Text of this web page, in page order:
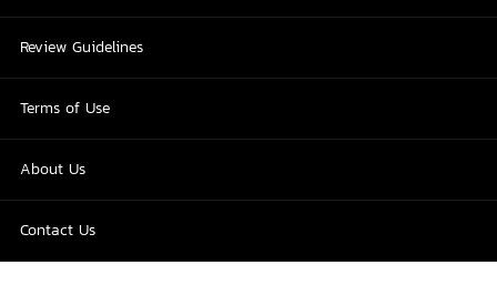
Review Guidelines
Terms of Use
About Us
Contact Us